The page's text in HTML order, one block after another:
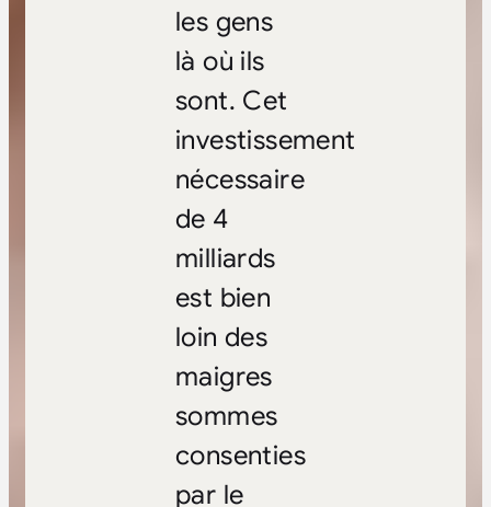
les gens
là où ils
sont. Cet
investissement
nécessaire
de 4
milliards
est bien
loin des
maigres
sommes
consenties
par le